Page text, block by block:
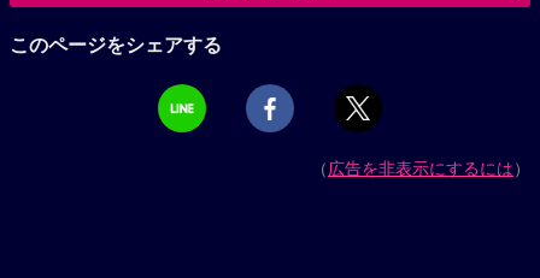
このページをシェアする
（広告を非表示にするには）